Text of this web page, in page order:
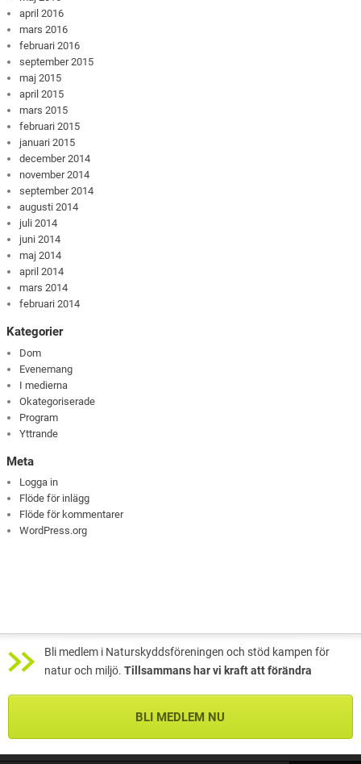
april 2016
mars 2016
februari 2016
september 2015
maj 2015
april 2015
mars 2015
februari 2015
januari 2015
december 2014
november 2014
september 2014
augusti 2014
juli 2014
juni 2014
maj 2014
april 2014
mars 2014
februari 2014
Kategorier
Dom
Evenemang
I medierna
Okategoriserade
Program
Yttrande
Meta
Logga in
Flöde för inlägg
Flöde för kommentarer
WordPress.org
Bli medlem i Naturskyddsföreningen och stöd kampen för
natur och miljö. Tillsammans har vi kraft att förändra
BLI MEDLEM NU